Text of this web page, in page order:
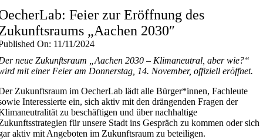
Feier zur Eröffnung des
„Aachen 2030″
On: 11/11/2024
neue Zukunftsraum „Aachen 2030 – Klimaneutral, aber wie?“
mit einer Feier am Donnerstag, 14. November, offiziell eröffnet.
Zukunftsraum im OecherLab lädt alle Bürger*innen, Fachleute
Interessierte ein, sich aktiv mit den drängenden Fragen der
zu beschäftigen und über nachhaltige
für unsere Stadt ins Gespräch zu kommen oder sich
aktiv mit Angeboten im Zukunftsraum zu beteiligen.